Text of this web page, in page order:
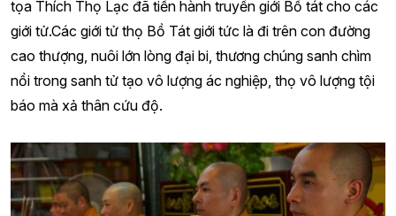
tọa Thích Thọ Lạc đã tiến hành truyền giới Bồ tát cho các
giới tử.Các giới tử thọ Bồ Tát giới tức là đi trên con đường
cao thượng, nuôi lớn lòng đại bi, thương chúng sanh chìm
nổi trong sanh tử tạo vô lượng ác nghiệp, thọ vô lượng tội
báo mà xả thân cứu độ.